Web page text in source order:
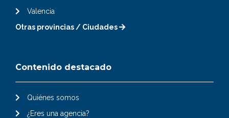
Valencia
Otras provincias / Ciudades
Contenido destacado
Quiénes somos
¿Eres una agencia?